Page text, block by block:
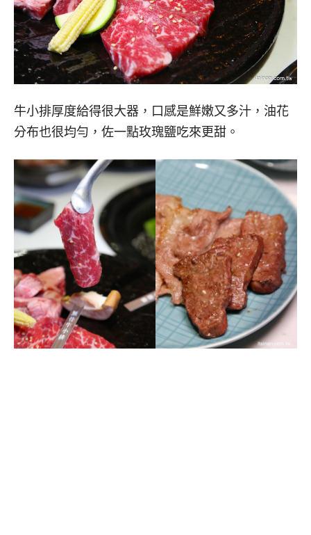
牛小排厚度給得很大器，口感是鮮嫩又多汁，油花
分布也很均勻，佐一點玫瑰鹽吃來更甜。